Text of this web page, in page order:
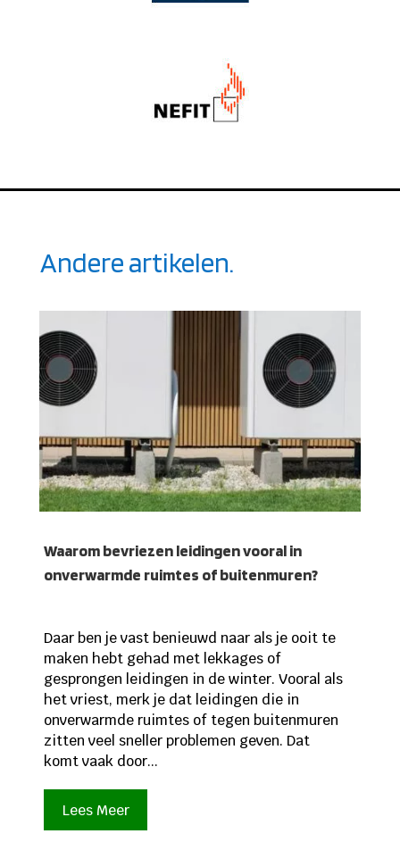
Andere artikelen.
Waarom bevriezen leidingen vooral in
onverwarmde ruimtes of buitenmuren?
Daar ben je vast benieuwd naar als je ooit te
maken hebt gehad met lekkages of
gesprongen leidingen in de winter. Vooral als
het vriest, merk je dat leidingen die in
onverwarmde ruimtes of tegen buitenmuren
zitten veel sneller problemen geven. Dat
komt vaak door...
Lees Meer